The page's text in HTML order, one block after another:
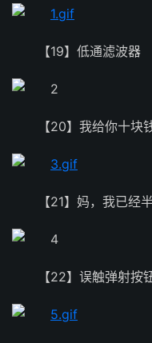
【19】低通滤波器
【20】我给你十块
【21】妈，我已经
【22】误触弹射按